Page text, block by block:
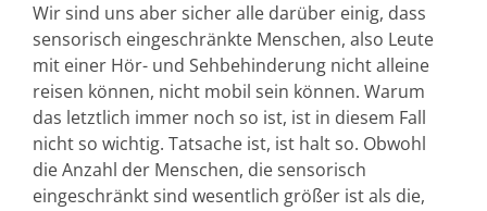
Wir sind uns aber sicher alle darüber einig, dass
sensorisch eingeschränkte Menschen, also Leute
mit einer Hör- und Sehbehinderung nicht alleine
reisen können, nicht mobil sein können. Warum
das letztlich immer noch so ist, ist in diesem Fall
nicht so wichtig. Tatsache ist, ist halt so. Obwohl
die Anzahl der Menschen, die sensorisch
eingeschränkt sind wesentlich größer ist als die,